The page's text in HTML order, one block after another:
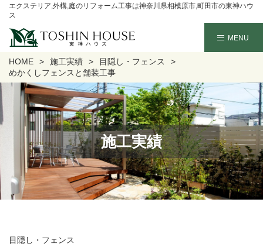
エクステリア,外構,庭のリフォーム工事は神奈川県相模原市,町田市の東神ハウ
ス
HOME 施工実績
目隠し・フェンス
めかくしフェンスと舗装工事
施工実績
目隠し・フェンス